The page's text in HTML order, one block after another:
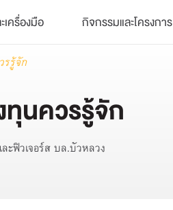
เครื่องมือ กิจกรรมและโครงการ
รู้จัก
นควรรู้จัก
ะฟิวเจอร์ส บล.บัวหลวง